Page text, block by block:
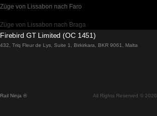
Züge von Lissabon nach Faro
Züge von Lissabon nach Braga
Züge von Barcelona nach Madrid
Züge von Madrid nach Sevilla
Firebird GT Limited (OC 1451)
432, Triq Fleur de Lys, Suite 1, Birkirkara, BKR 9061, Malta
Rail Ninja ® All Rights Reserved © 2026